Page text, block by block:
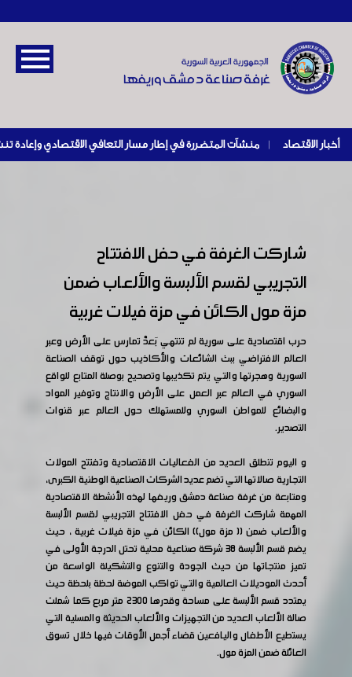
أخبار الاقتصاد |
شاركت الغرفة في حفل الافتتاح
التجريبي لقسم الألبسة والألعاب ضمن
مزة مول الكائن في مزة فيلات غربية
حرب اقتصادية على سورية لم تنتهي بَعدْ تمارس على الأرض وعبر
العالم الافتراضي ببث الشائعات والأكاذيب حول توقف الصناعة
السورية وهجرتها والتي يتم تكذيبها وتصحيح بوصلة المتابع للواقع
السوري في العالم عبر العمل على الأرض والانتاج وتوفير المواد
والبضائع للمواطن السوري وللمستهلك حول العالم عبر قنوات
التصدير.
و اليوم تنطلق العديد من الفعاليات الاقتصادية وتفتتح المولات
التجارية صالاتها التي تضم عديد الشركات الصناعية الوطنية الكبرى،
ومتابعة من غرفة صناعة دمشق وريفها لهذه الأنشطة الاقتصادية
المهمة شاركت الغرفة في حفل الافتتاح التجريبي لقسم الألبسة
والألعاب ضمن (( مزة مول)) الكائن في مزة فيلات غربية ، حيث
يضم قسم الألبسة 38 شركة صناعية محلية تحتل الدرجة الأولى في
تميز منتجاتها من حيث الجودة والتنوع والتشكيلة الواسعة من
أحدث الموديلات العالمية والتي تواكب الموضة لحظة بلحظة حيث
يمتدد قسم الألبسة على مساحة وقدرها ٢٣٠٠ متر مربع كما شملت
صالة الألعاب العديد من التجهيزات والألعاب الحديثة والمسلية التي
يستطيع الأطفال واليافعين قضاء أجمل الأوقات فيها خلال تسوق
العائلة ضمن المزة مول.